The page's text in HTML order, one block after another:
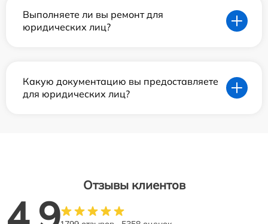
Выполняете ли вы ремонт для
юридических лиц?
Какую документацию вы предоставляете
для юридических лиц?
Отзывы клиентов